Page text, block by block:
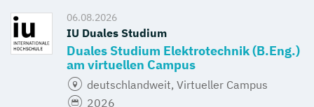
06.08.2026
IU Duales Studium
Duales Studium Elektrotechnik (B.Eng.)
am virtuellen Campus
deutschlandweit, Virtueller Campus
2026